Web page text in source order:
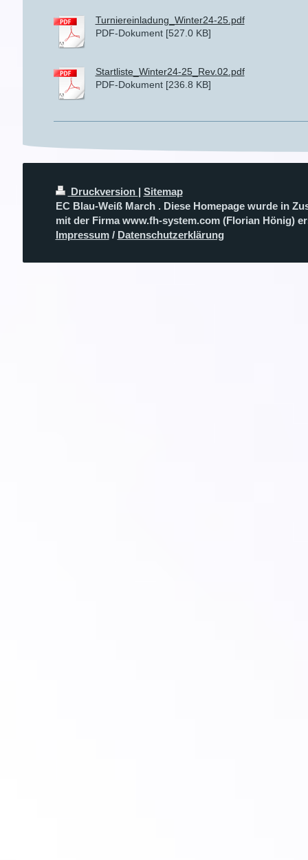
Turniereinladung_Winter24-25.pdf
PDF-Dokument [527.0 KB]
Startliste_Winter24-25_Rev.02.pdf
PDF-Dokument [236.8 KB]
Druckversion | Sitemap
EC Blau-Weiß March . Diese Homepage wurde in
mit der Firma www.fh-system.com (Florian Hönig)
Impressum/ Datenschutzerklärung